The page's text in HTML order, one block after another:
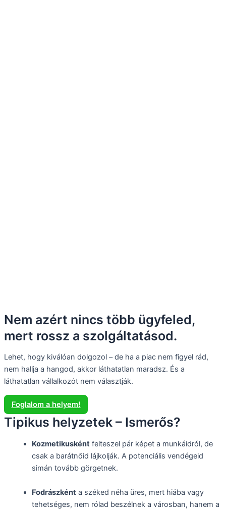
Nem azért nincs több ügyfeled,
mert rossz a szolgáltatásod.
Lehet, hogy kiválóan dolgozol – de ha a piac nem figyel rád,
nem hallja a hangod, akkor láthatatlan maradsz. És a
láthatatlan vállalkozót nem választják.
Foglalom a helyem!
Tipikus helyzetek – Ismerős?
Kozmetikuskéntfelteszel pár képet a munkáidról, de
csak a barátnőid lájkolják. A potenciális vendégeid
simán tovább görgetnek.
Fodrászkénta széked néha üres, mert hiába vagy
tehetséges, nem rólad beszélnek a városban, hanem a